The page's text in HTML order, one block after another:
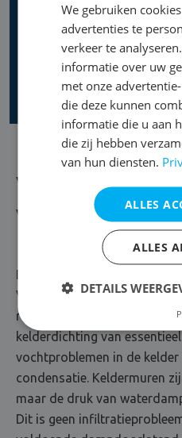
Vocht in de kelder
Vochtproblemen kelder
De kelder is een kwetsbare
Vanzelfsprekend komt
ruimtes die zich onder de
kelderdichting van
vochtproblemen in de
condensatie. Keldermuren
maar de druk van
Dit is geen
We gebruiken
advertenties te
verkeer te
informatie over uw
met onze
die deze kunnen
informatie die u aan
die zij hebben
van hun diensten.
ALLES
ALLES
DETAILS